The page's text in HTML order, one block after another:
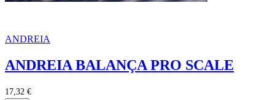
ANDREIA
ANDREIA BALANÇA PRO SCALE
17,32 €